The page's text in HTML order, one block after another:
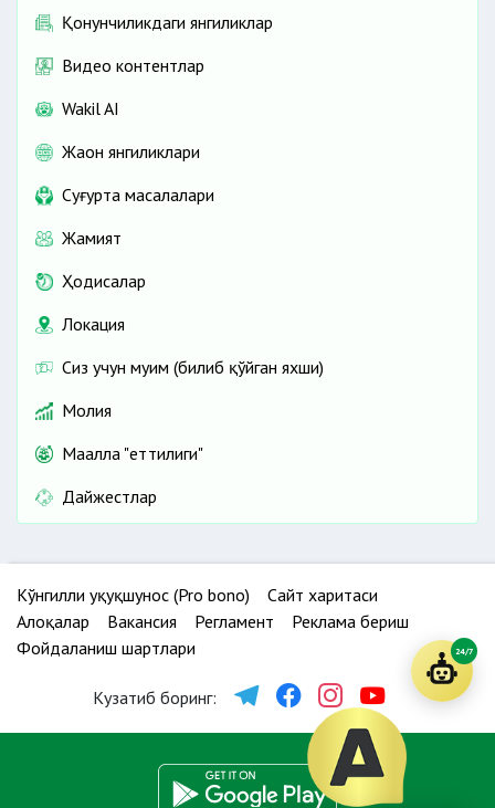
Қонунчиликдаги янгиликлар
Видео контентлар
Wakil AI
Жаҳон янгиликлари
Cуғурта масалалари
Жамият
Ҳодисалар
Локация
Сиз учун муҳим (билиб қўйган яхши)
Молия
Маҳалла "еттилиги"
Дайжестлар
Кўнгилли ҳуқуқшунос (Pro bono)
Сайт харитаси
Алоқалар
Вакансия Регламент
Реклама бериш
Фойдаланиш шартлари
Кузатиб боринг:
24/7